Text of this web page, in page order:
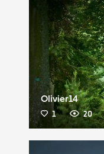
Olivier14
1 20